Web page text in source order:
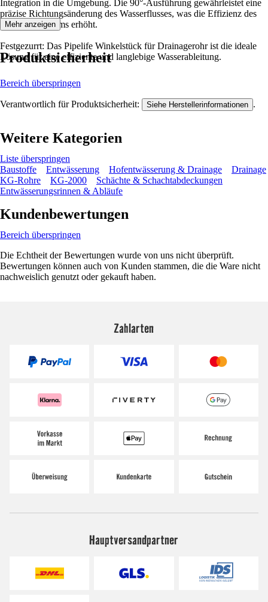
Integration in die Umgebung. Die 90°-Ausführung gewährleistet eine
präzise Richtungsänderung des Wasserflusses, was die Effizienz des
gesamten Systems erhöht.
Festgezurrt: Das Pipelife Winkelstück für Drainagerohr ist die ideale
Lösung für eine effiziente und langlebige Wasserableitung.
Mehr anzeigen
Produktsicherheit
Bereich überspringen
Verantwortlich für Produktsicherheit: Siehe Herstellerinformationen .
Weitere Kategorien
Liste überspringen
Baustoffe
Entwässerung Hofentwässerung & Drainage
Drainage
KG-Rohre
KG-2000
Schächte & Schachtabdeckungen
Entwässerungsrinnen & Abläufe
Kundenbewertungen
Bereich überspringen
Die Echtheit der Bewertungen wurde von uns nicht überprüft.
Bewertungen können auch von Kunden stammen, die die Ware nicht
nachweislich genutzt oder gekauft haben.
Zahlarten
Hauptversandpartner